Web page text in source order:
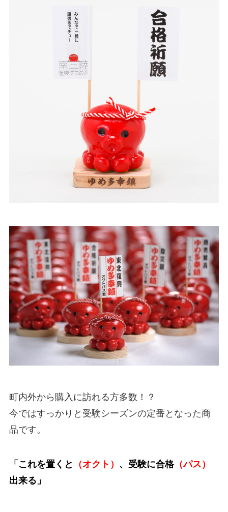
町内外から購入に訪れる方多数！？
今ではすっかりと受験シーズンの定番となった商
品です。
「これを置くと （オクト） 、受験に合格（パス）
出来る」